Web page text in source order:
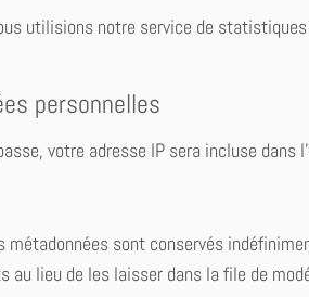
utilisions notre service de
personnelles
votre adresse IP sera incluse dans
sont conservés
lieu de les laisser dans la file de